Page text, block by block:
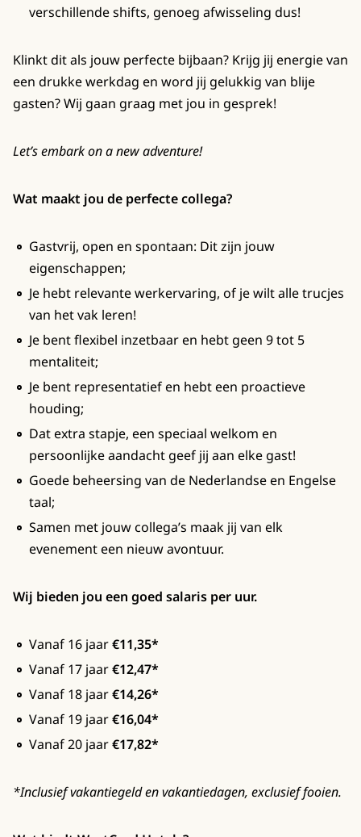
verschillende shifts, genoeg afwisseling dus!
Klinkt dit als jouw perfecte bijbaan? Krijg jij energie van
een drukke werkdag en word jij gelukkig van blije
gasten? Wij gaan graag met jou in gesprek!
Let’s embark on a new adventure!
Wat maakt jou de perfecte collega?
Gastvrij, open en spontaan: Dit zijn jouw
eigenschappen;
Je hebt relevante werkervaring, of je wilt alle trucjes
van het vak leren!
Je bent flexibel inzetbaar en hebt geen 9 tot 5
mentaliteit;
Je bent representatief en hebt een proactieve
houding;
Dat extra stapje, een speciaal welkom en
persoonlijke aandacht geef jij aan elke gast!
Goede beheersing van de Nederlandse en Engelse
taal;
Samen met jouw collega’s maak jij van elk
evenement een nieuw avontuur.
Wij bieden jou een goed salaris per uur.
Vanaf 16 jaar€11,35*
Vanaf 17 jaar€12,47*
Vanaf 18 jaar€14,26*
Vanaf 19 jaar€16,04*
Vanaf 20 jaar€17,82*
*Inclusief vakantiegeld en vakantiedagen, exclusief fooien.